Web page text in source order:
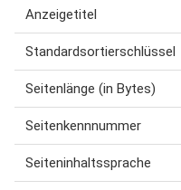
Anzeigetitel
Standardsortierschlüssel
Seitenlänge (in Bytes)
Seitenkennnummer
Seiteninhaltssprache